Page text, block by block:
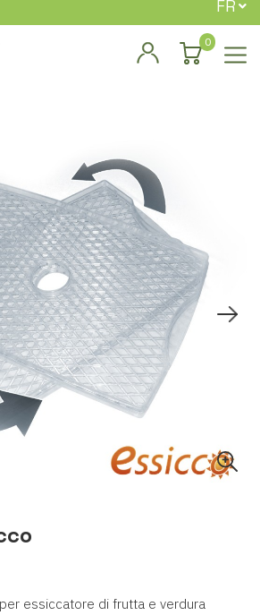
FR
0
essiccatore di frutta e verdura